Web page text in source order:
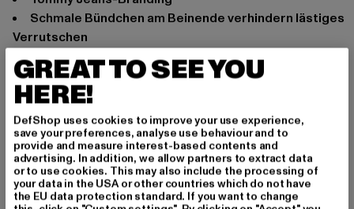
Schmale Bündchen am Beinende verhindern lästiges
Verrutschen
Stretch-Taillenbund mit Tunnelzug bietet
hervorragenden Tragekomfort
Bequeme Passform
Anlass: Alltag, Bequem, Sportlich, Freizeit
Marke: Tommy Jeans
Kat.: Trousers - Sweat
Farbe: grau
Hersteller Farbe: smooth stone
GREAT TO SEE YOU
HERE!
DefShop uses cookies to improve your use experience,
save your preferences, analyse use behaviour and to
provide and measure interest-based contents and
advertising. In addition, we allow partners to extract data
or to use cookies. This may also include the processing of
your data in the USA or other countries which do not have
the EU data protection standard. If you want to change